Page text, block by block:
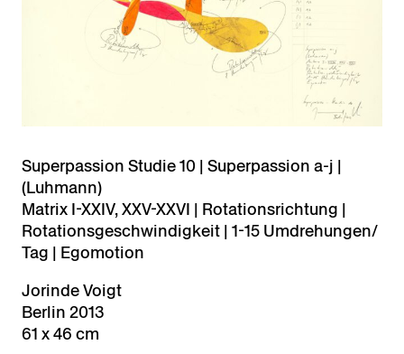
Superpassion Studie 10 | Superpassion a-j |
(Luhmann)
Matrix I-XXIV, XXV-XXVI | Rotationsrichtung |
Rotationsgeschwindigkeit | 1-15 Umdrehungen/
Tag | Egomotion
Jorinde Voigt
Berlin 2013
61 x 46 cm